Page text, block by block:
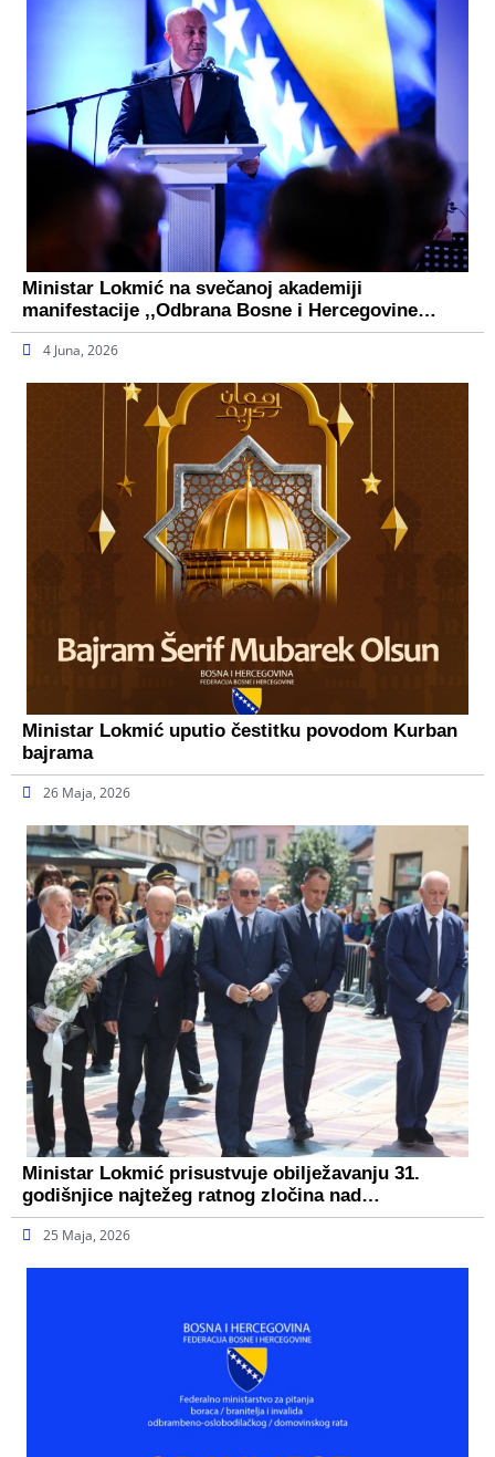
Ministar Lokmić na svečanoj akademiji
manifestacije ,,Odbrana Bosne i Hercegovine…
4 Juna, 2026
Ministar Lokmić uputio čestitku povodom Kurban
bajrama
26 Maja, 2026
Ministar Lokmić prisustvuje obilježavanju 31.
godišnjice najtežeg ratnog zločina nad…
25 Maja, 2026